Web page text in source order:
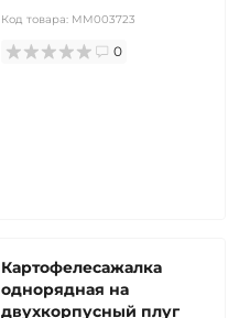
Код товара: MM003723
0
Картофелесажалка
однорядная на
двухкорпусный плуг